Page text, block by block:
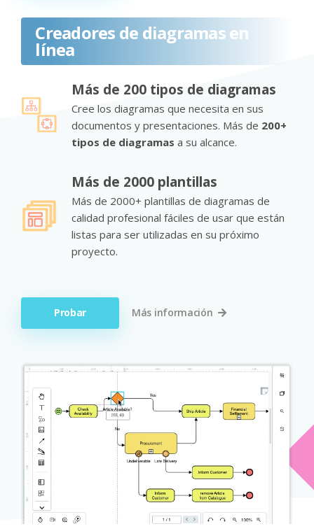
Creadores de diagramas en
línea
Más de 200 tipos de diagramas
Cree los diagramas que necesita en sus
documentos y presentaciones. Más de 200+
tipos de diagramas a su alcance.
Más de 2000 plantillas
Más de 2000+ plantillas de diagramas de
calidad profesional fáciles de usar que están
listas para ser utilizadas en su próximo
proyecto.
Probar Más información